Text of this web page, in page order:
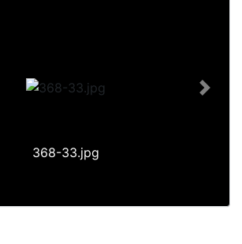
368-33.jpg
Next